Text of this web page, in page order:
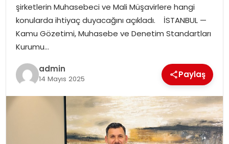
TEKNOLOJI
EKONOMI
şirketlerin Muhasebeci ve Mali Müşavirlere hangi
konularda ihtiyaç duyacağını açıkladı. İSTANBUL —
Kamu Gözetimi, Muhasebe ve Denetim Standartları
Kurumu…
admin
14 Mayıs 2025 Paylaş